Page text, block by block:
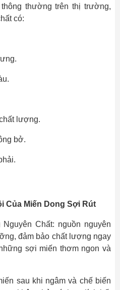
thường trên thị trường,
có:
lượng.
bở.
Của Miến Dong Sợi Rút
Chất: nguồn nguyên
đảm bảo chất lượng ngay
sợi miến thơm ngon và
sau khi ngâm và chế biến